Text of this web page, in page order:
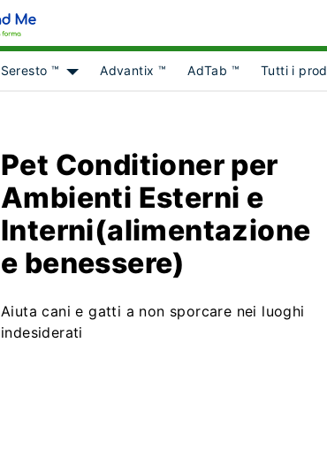
Seresto ™
Advantix ™ AdTab ™
Tutti i
Pet Conditioner per
Ambienti Esterni e
Interni(alimentazione
e benessere)
Aiuta cani e gatti a non sporcare nei luoghi
indesiderati